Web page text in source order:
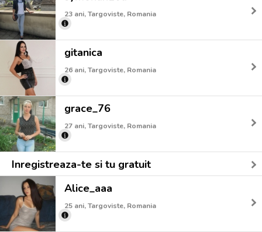
23 ani, Targoviste, Romania
gitanica
26 ani, Targoviste, Romania
grace_76
27 ani, Targoviste, Romania
Inregistreaza-te si tu gratuit
Alice_aaa
25 ani, Targoviste, Romania